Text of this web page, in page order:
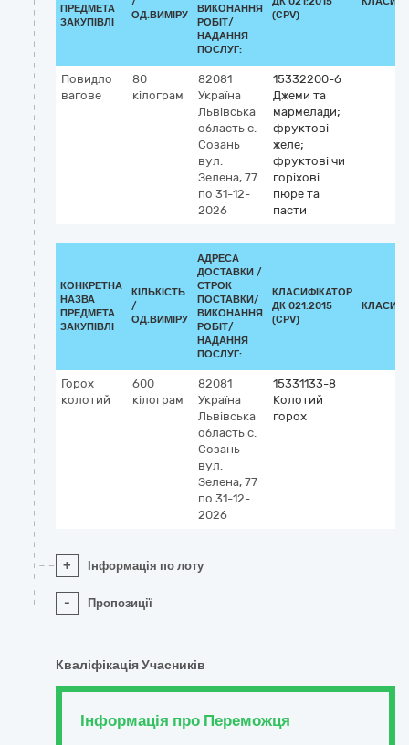
ПРЕДМЕТА
ЗАКУПІВЛІ
ОД.ВИМІРУ
ВИКОНАННЯ
РОБІТ/
НАДАННЯ
ПОСЛУГ:
(CPV)
Повидло
вагове
80
кілограм
82081
Україна
Львівська
область с.
Созань
вул.
Зелена, 77
по 31-12-
2026
15332200-6
Джеми та
мармелади;
фруктові
желе;
фруктові чи
горіхові
пюре та
пасти
КОНКРЕТНА
НАЗВА
ПРЕДМЕТА
ЗАКУПІВЛІ
КІЛЬКІСТЬ
/
ОД.ВИМІРУ
АДРЕСА
ДОСТАВКИ /
СТРОК
ПОСТАВКИ/
ВИКОНАННЯ
РОБІТ/
НАДАННЯ
ПОСЛУГ:
КЛАСИФІКАТОР
ДК 021:2015
(CPV)
Горох
колотий
600
кілограм
82081
Україна
Львівська
область с.
Созань
вул.
Зелена, 77
по 31-12-
2026
15331133-8
Колотий
горох
+ Інформація по лоту
- Пропозиції
Кваліфікація Учасників
Інформація про Переможця